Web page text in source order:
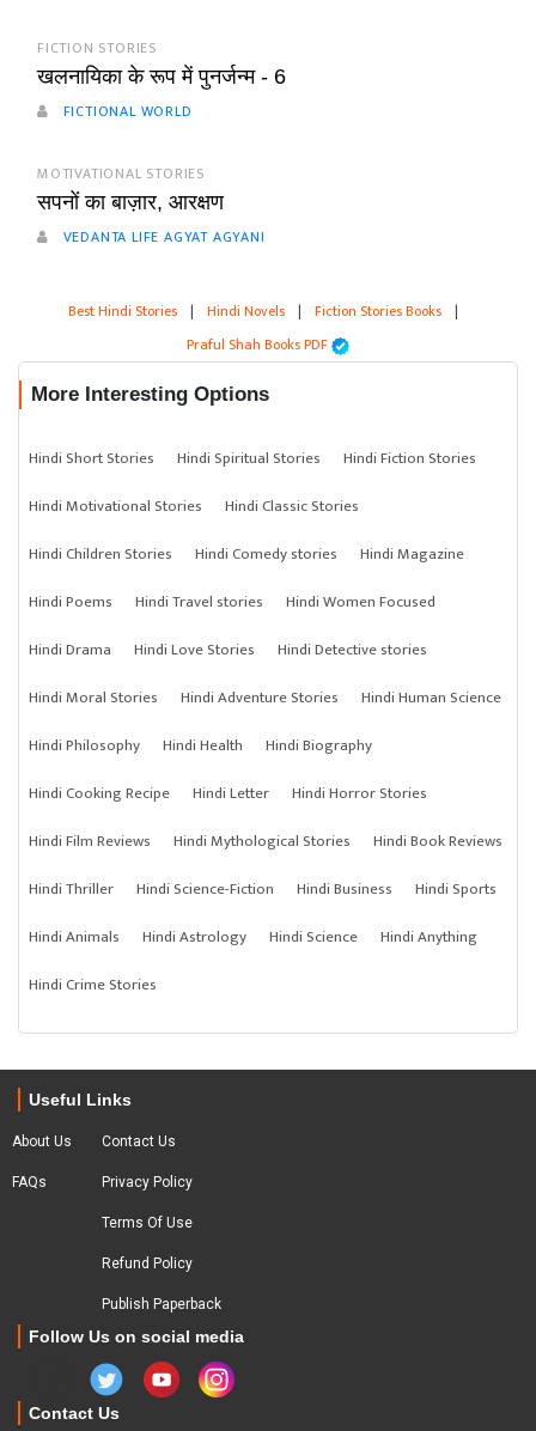
FICTION STORIES
खलनायिका के रूप में पुनर्जन्म - 6
FICTIONAL WORLD
MOTIVATIONAL STORIES
सपनों का बाज़ार, आरक्षण
VEDANTA LIFE AGYAT AGYANI
Best Hindi Stories | Hindi Novels | Fiction Stories Books |
Praful Shah Books PDF
More Interesting Options
Hindi Short Stories Hindi Spiritual Stories
Hindi Fiction Stories
Hindi Motivational Stories
Hindi Classic Stories
Hindi Children Stories
Hindi Comedy stories
Hindi Magazine
Hindi Poems
Hindi Travel stories
Hindi Women Focused
Hindi Drama
Hindi Love Stories
Hindi Detective stories
Hindi Moral Stories
Hindi Adventure Stories
Hindi Human Science
Hindi Philosophy
Hindi Health
Hindi Biography
Hindi Cooking Recipe
Hindi Letter
Hindi Horror Stories
Hindi Film Reviews
Hindi Mythological Stories
Hindi Book Reviews
Hindi Thriller
Hindi Science-Fiction Hindi Business
Hindi Sports
Hindi Animals
Hindi Astrology Hindi Science
Hindi Anything
Hindi Crime Stories
Useful Links
About Us
FAQs
Contact Us
Privacy Policy
Terms Of Use
Refund Policy
Publish Paperback
Follow Us on social media
Contact Us